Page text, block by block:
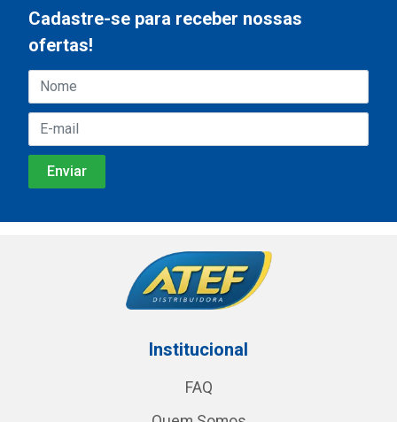
Cadastre-se para receber nossas
ofertas!
Institucional
FAQ